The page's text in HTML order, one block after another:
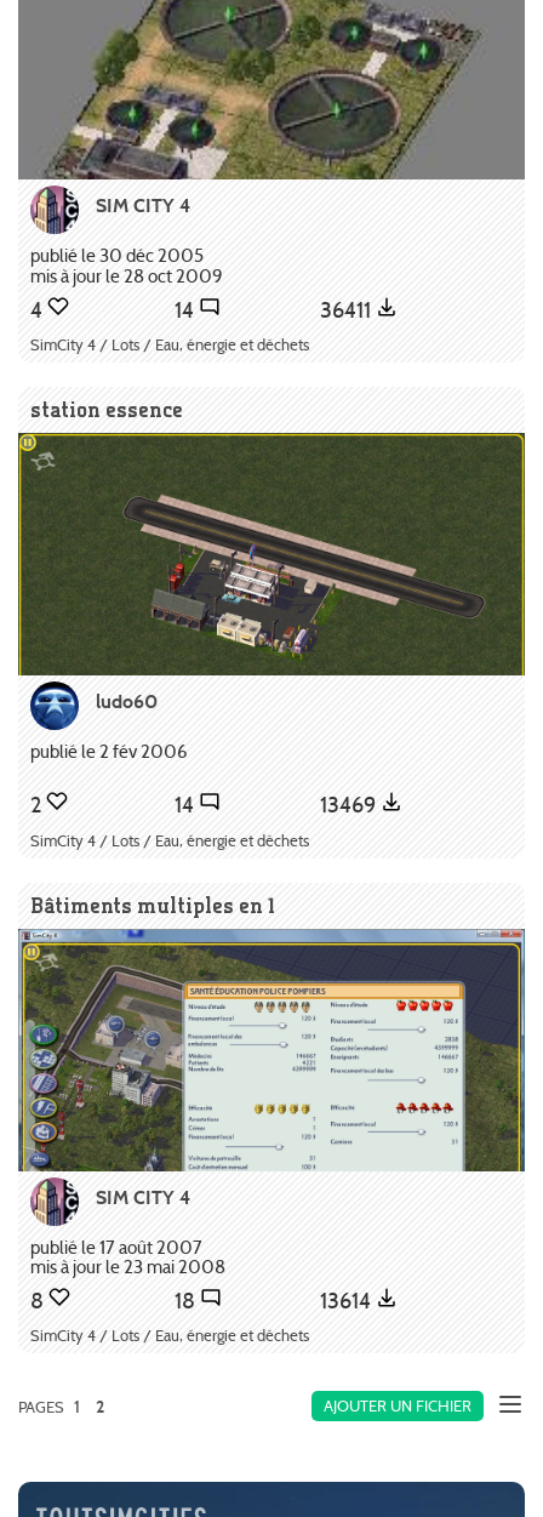
SIM CITY 4
publié le 30 déc 2005
mis à jour le 28 oct 2009
4 14 36411
SimCity 4 / Lots / Eau, énergie et déchets
station essence
ludo60
publié le 2 fév 2006
2 14 13469
SimCity 4 / Lots / Eau, énergie et déchets
Bâtiments multiples en 1
SIM CITY 4
publié le 17 août 2007
mis à jour le 23 mai 2008
8 18 13614
SimCity 4 / Lots / Eau, énergie et déchets
AJOUTER UN FICHIER
PAGES 1 2